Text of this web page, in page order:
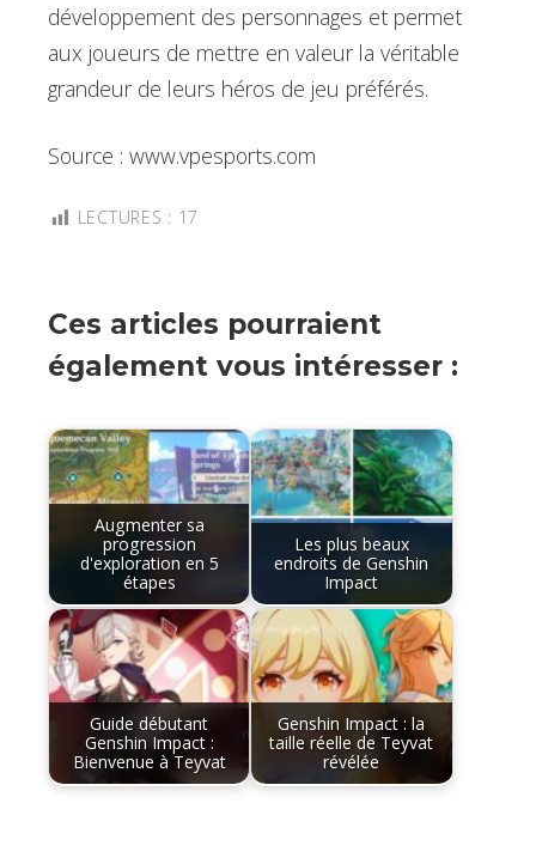
développement des personnages et permet
aux joueurs de mettre en valeur la véritable
grandeur de leurs héros de jeu préférés.
Source : www.vpesports.com
LECTURES : 17
Ces articles pourraient
également vous intéresser :
Augmenter sa
progression
d'exploration en 5
étapes
Les plus beaux
endroits de Genshin
Impact
Guide débutant
Genshin Impact :
Bienvenue à Teyvat
Genshin Impact : la
taille réelle de Teyvat
révélée